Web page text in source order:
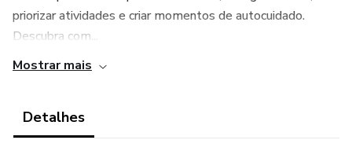
priorizar atividades e criar momentos de autocuidado.
Descubra com...
Mostrar mais
Detalhes